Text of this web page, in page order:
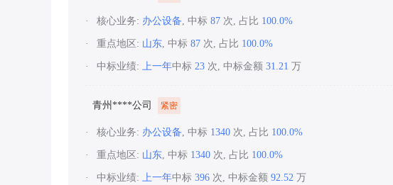
核心业务: 办公设备, 中标 87 次, 占比 100.0%
重点地区: 山东, 中标 87 次, 占比 100.0%
中标业绩: 上一年中标 23 次, 中标金额 31.21 万
青州****公司 紧密
核心业务: 办公设备, 中标 1340 次, 占比 100.0%
重点地区: 山东, 中标 1340 次, 占比 100.0%
中标业绩: 上一年中标 396 次, 中标金额 92.52 万